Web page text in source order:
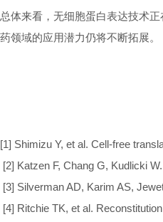
总体来看，无细胞蛋白表达技术
药领域的应用潜力仍将不断拓展。
[1] Shimizu Y, et al. Cell-free
[2] Katzen F, Chang G, Kudlicki
[3] Silverman AD, Karim AS,
[4] Ritchie TK, et al.